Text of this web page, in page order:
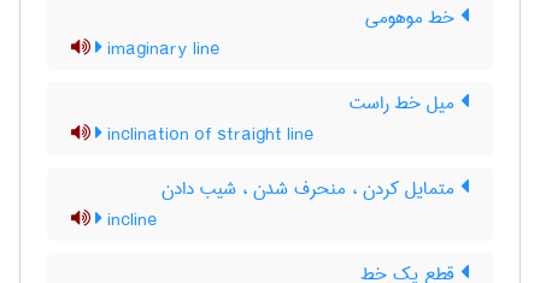
خط موهومی
imaginary line
میل خط راست
inclination of straight line
متمایل کردن ، منحرف شدن ، شیب دادن
incline
قطع یک خط